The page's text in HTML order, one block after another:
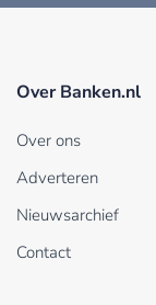
Over Banken.nl
Over ons
Adverteren
Nieuwsarchief
Contact